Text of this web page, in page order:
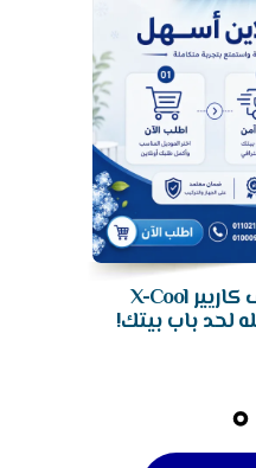
🏠❄️ اطلب تكييف كاريير X-Cool
لحد باب بيتك!